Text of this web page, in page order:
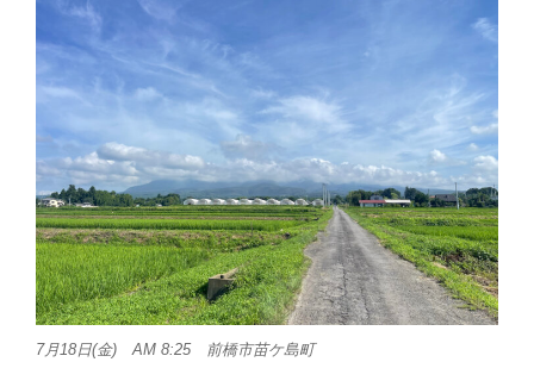
7月18日(金) AM 8:25 前橋市苗ケ島町